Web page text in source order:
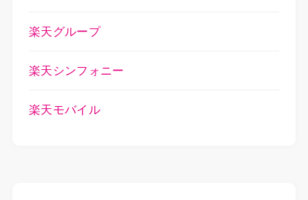
楽天グループ
楽天シンフォニー
楽天モバイル